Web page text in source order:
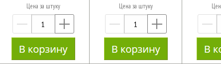
Цена за штуку
—
Цена за штуку
—